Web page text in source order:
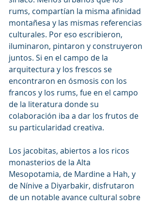
rums, compartían la misma afinidad
montañesa y las mismas referencias
culturales. Por eso escribieron,
iluminaron, pintaron y construyeron
juntos. Si en el campo de la
arquitectura y los frescos se
encontraron en ósmosis con los
francos y los rums, fue en el campo
de la literatura donde su
colaboración iba a dar los frutos de
su particularidad creativa.
Los jacobitas, abiertos a los ricos
monasterios de la Alta
Mesopotamia, de Mardine a Hah, y
de Nínive a Diyarbakir, disfrutaron
de un notable avance cultural sobre